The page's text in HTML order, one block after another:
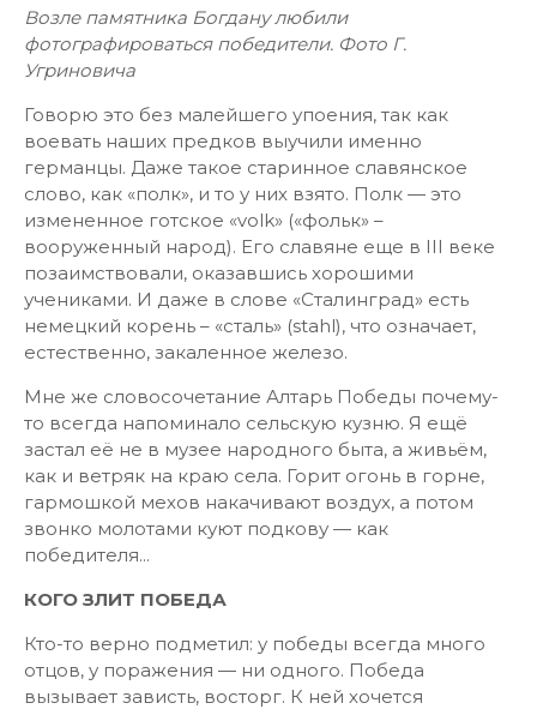
Возле памятника Богдану любили
фотографироваться победители. Фото Г.
Угриновича
Говорю это без малейшего упоения, так как
воевать наших предков выучили именно
германцы. Даже такое старинное славянское
слово, как «полк», и то у них взято. Полк — это
измененное готское «volk» («фольк» –
вооруженный народ). Его славяне еще в III веке
позаимствовали, оказавшись хорошими
учениками. И даже в слове «Сталинград» есть
немецкий корень – «сталь» (stahl), что означает,
естественно, закаленное железо.
Мне же словосочетание Алтарь Победы почему-
то всегда напоминало сельскую кузню. Я ещё
застал её не в музее народного быта, а живьём,
как и ветряк на краю села. Горит огонь в горне,
гармошкой мехов накачивают воздух, а потом
звонко молотами куют подкову — как
победителя...
КОГО ЗЛИТ ПОБЕДА
Кто-то верно подметил: у победы всегда много
отцов, у поражения — ни одного. Победа
вызывает зависть, восторг. К ней хочется